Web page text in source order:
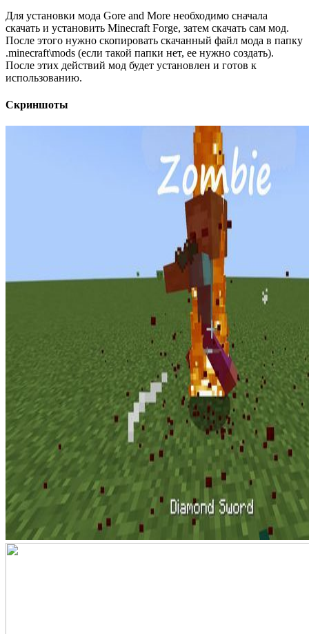
Для установки мода Gore and More необходимо сначала
скачать и установить Minecraft Forge, затем скачать сам мод.
После этого нужно скопировать скачанный файл мода в папку
.minecraft\mods (если такой папки нет, ее нужно создать).
После этих действий мод будет установлен и готов к
использованию.
Скриншоты